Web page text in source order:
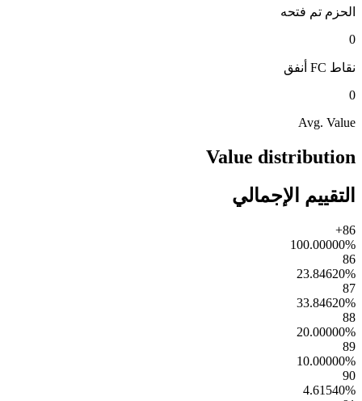
الحزم تم فتحه
0
نقاط FC
أنفق
0
Avg. Value
Value distribution
التقييم الإجمالي
86+
100.00000%
86
23.84620%
87
33.84620%
88
20.00000%
89
10.00000%
90
4.61540%